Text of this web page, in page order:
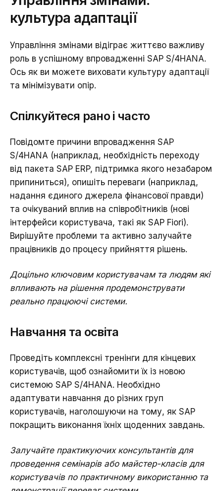
культура адаптації
Управління змінами відіграє життєво важливу
роль в успішному впровадженні SAP S/4HANA.
Ось як ви можете виховати культуру адаптації
та мінімізувати опір.
Спілкуйтеся рано і часто
Повідомте причини впровадження SAP
S/4HANA (наприклад, необхідність переходу
від пакета SAP ERP, підтримка якого незабаром
припиниться), опишіть переваги (наприклад,
надання єдиного джерела фінансової правди)
та очікуваний вплив на співробітників (нові
інтерфейси користувача, такі як SAP Fiori).
Вирішуйте проблеми та активно залучайте
працівників до процесу прийняття рішень.
Доцільно ключовим користувачам та людям які
впливають на рішення продемонструвати
реально працюючі системи.
Навчання та освіта
Проведіть комплексні тренінги для кінцевих
користувачів, щоб ознайомити їх із новою
системою SAP S/4HANA. Необхідно
адаптувати навчання до різних груп
користувачів, наголошуючи на тому, як SAP
покращить виконання їхніх щоденних завдань.
Залучайте практикуючих консультантів для
проведення семінарів або майстер-класів для
користувачів по практичному використанню та